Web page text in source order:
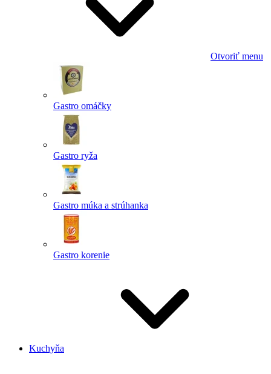
Otvoriť menu
Gastro omáčky
Gastro ryža
Gastro múka a strúhanka
Gastro korenie
Kuchyňa